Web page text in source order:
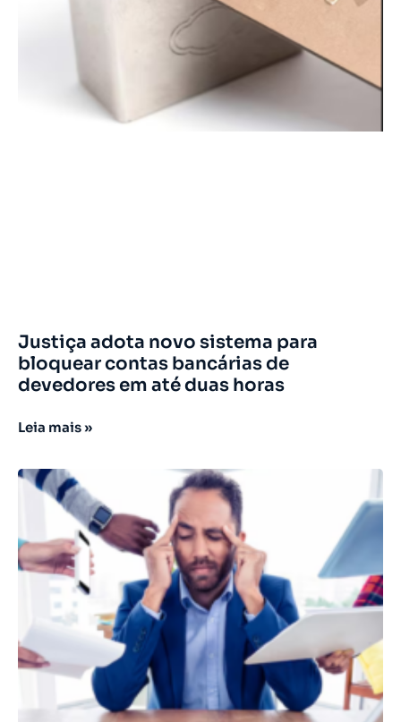
Justiça adota novo sistema para
bloquear contas bancárias de
devedores em até duas horas
Leia mais »